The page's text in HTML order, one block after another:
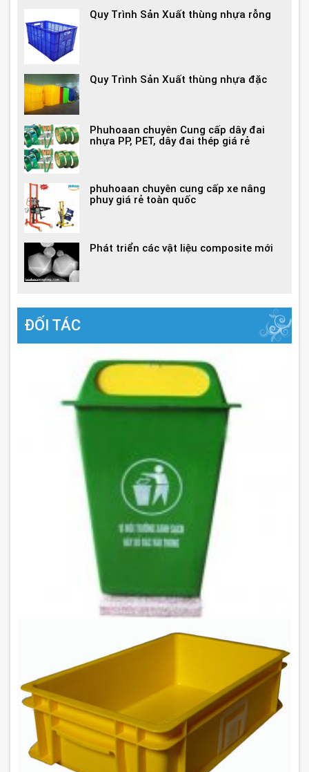
Quy Trình Sản Xuất thùng nhựa rỗng
Quy Trình Sản Xuất thùng nhựa đặc
Phuhoaan chuyên Cung cấp dây đai
nhựa PP, PET, dây đai thép giá rẻ
phuhoaan chuyên cung cấp xe nâng
phuy giá rẻ toàn quốc
Phát triển các vật liệu composite mới
ĐỐI TÁC